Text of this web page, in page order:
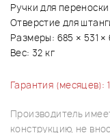
Ручки для переноски
Отверстие для
Размеры: 685 × 531 ×
Вес: 32 кг
Гарантия (месяцев):
Производитель
конструкцию, не